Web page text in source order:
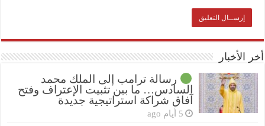
أخر الأخبار
رسالة ترامب إلى الملك محمد
السادس… ما بين تثبيت الإعتراف وفتح
آفاق شراكة استراتيجية جديدة
5 أيام ago